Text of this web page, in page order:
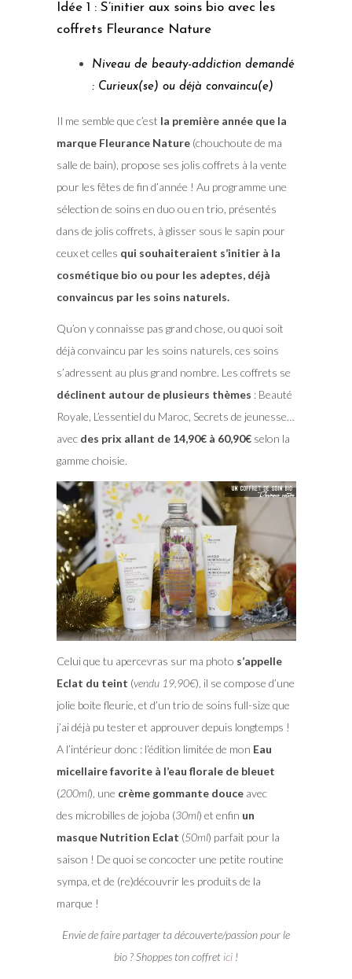
Idée 1 : S’initier aux soins bio avec les
coffrets Fleurance Nature
Niveau de beauty-addiction demandé
: Curieux(se) ou déjà convaincu(e)
Il me semble que c’est la première année que la
marque Fleurance Nature(chouchoute de ma
salle de bain), propose ses jolis coffrets à la vente
pour les fêtes de fin d’année ! Au programme une
sélection de soins en duo ou en trio, présentés
dans de jolis coffrets, à glisser sous le sapin pour
ceux et celles qui souhaiteraient s’initier à la
cosmétique bio ou pour les adeptes, déjà
convaincus par les soins naturels.
Qu’on y connaisse pas grand chose, ou quoi soit
déjà convaincu par les soins naturels, ces soins
s’adressent au plus grand nombre. Les coffrets se
déclinent autour de plusieurs thèmes : Beauté
Royale, L’essentiel du Maroc, Secrets de jeunesse…
avecdes prix allant de 14,90€ à 60,90€selon la
gamme choisie.
Celui que tu apercevras sur ma photo s’appelle
Eclat du teint (vendu 19,90€), il se compose d’une
jolie boite fleurie, et d’un trio de soins full-size que
j’ai déjà pu tester et approuver depuis longtemps !
A l’intérieur donc : l’édition limitée de mon Eau
micellaire favorite à l’eau florale de bleuet
(200ml), une crème gommante douceavec
des microbilles de jojoba (30ml) et enfin un
masque Nutrition Eclat (50ml) parfait pour la
saison ! De quoi se concocter une petite routine
sympa, et de (re)découvrir les produits de la
marque !
Envie de faire partager ta découverte/passion pour le
bio ? Shoppes ton coffret ici !